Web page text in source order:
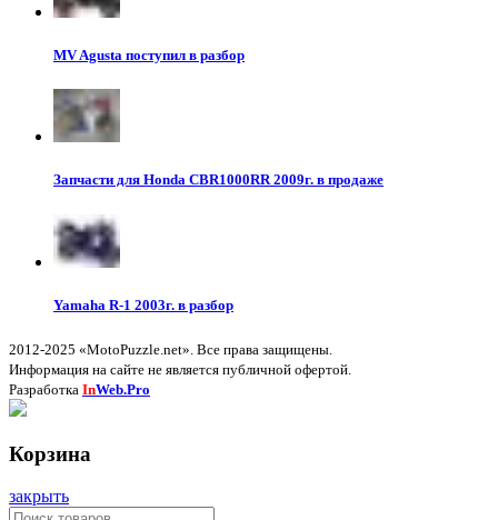
MV Agusta поступил в разбор
Запчасти для Honda CBR1000RR 2009г. в продаже
Yamaha R-1 2003г. в разбор
2012-2025 «MotoPuzzle.net». Все права защищены.
Информация на сайте не является публичной офертой.
Разработка InWeb.Pro
Корзина
закрыть